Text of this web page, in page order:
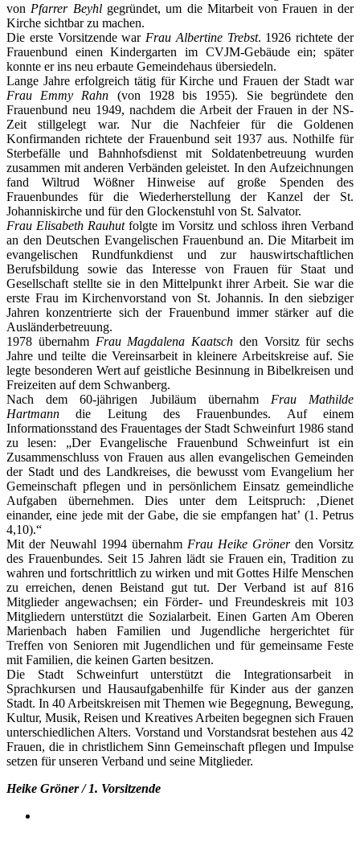
von Pfarrer Beyhlgegründet, um die Mitarbeit von Frauen in der
Kirche sichtbar zu machen.
Die erste Vorsitzende war Frau Albertine Trebst. 1926 richtete der
Frauenbund einen Kindergarten im CVJM-Gebäude ein; später
konnte er ins neu erbaute Gemeindehaus übersiedeln.
Lange Jahre erfolgreich tätig für Kirche und Frauen der Stadt war
Frau Emmy Rahn (von 1928 bis 1955). Sie begründete den
Frauenbund neu 1949, nachdem die Arbeit der Frauen in der NS-
Zeit stillgelegt war. Nur die Nachfeier für die Goldenen
Konfirmanden richtete der Frauenbund seit 1937 aus. Nothilfe für
Sterbefälle und Bahnhofsdienst mit Soldatenbetreuung wurden
zusammen mit anderen Verbänden geleistet. In den Aufzeichnungen
fand Wiltrud Wößner Hinweise auf große Spenden des
Frauenbundes für die Wiederherstellung der Kanzel der St.
Johanniskirche und für den Glockenstuhl von St. Salvator.
Frau Elisabeth Rauhutfolgte im Vorsitz und schloss ihren Verband
an den Deutschen Evangelischen Frauenbund an. Die Mitarbeit im
evangelischen Rundfunkdienst und zur hauswirtschaftlichen
Berufsbildung sowie das Interesse von Frauen für Staat und
Gesellschaft stellte sie in den Mittelpunkt ihrer Arbeit. Sie war die
erste Frau im Kirchenvorstand von St. Johannis. In den siebziger
Jahren konzentrierte sich der Frauenbund immer stärker auf die
Ausländerbetreuung.
1978 übernahm Frau Magdalena Kaatsch den Vorsitz für sechs
Jahre und teilte die Vereinsarbeit in kleinere Arbeitskreise auf. Sie
legte besonderen Wert auf geistliche Besinnung in Bibelkreisen und
Freizeiten auf dem Schwanberg.
Nach dem 60-jährigen Jubiläum übernahm Frau Mathilde
Hartmann die Leitung des Frauenbundes. Auf einem
Informationsstand des Frauentages der Stadt Schweinfurt 1986 stand
zu lesen: „Der Evangelische Frauenbund Schweinfurt ist ein
Zusammenschluss von Frauen aus allen evangelischen Gemeinden
der Stadt und des Landkreises, die bewusst vom Evangelium her
Gemeinschaft pflegen und in persönlichem Einsatz gemeindliche
Aufgaben übernehmen. Dies unter dem Leitspruch: ‚Dienet
einander, eine jede mit der Gabe, die sie empfangen hat’ (1. Petrus
4,10).“
Mit der Neuwahl 1994 übernahm Frau Heike Grönerden Vorsitz
des Frauenbundes. Seit 15 Jahren lädt sie Frauen ein, Tradition zu
wahren und fortschrittlich zu wirken und mit Gottes Hilfe Menschen
zu erreichen, denen Beistand gut tut. Der Verband ist auf 816
Mitglieder angewachsen; ein Förder- und Freundeskreis mit 103
Mitgliedern unterstützt die Sozialarbeit. Einen Garten Am Oberen
Marienbach haben Familien und Jugendliche hergerichtet für
Treffen von Senioren mit Jugendlichen und für gemeinsame Feste
mit Familien, die keinen Garten besitzen.
Die Stadt Schweinfurt unterstützt die Integrationsarbeit in
Sprachkursen und Hausaufgabenhilfe für Kinder aus der ganzen
Stadt. In 40 Arbeitskreisen mit Themen wie Begegnung, Bewegung,
Kultur, Musik, Reisen und Kreatives Arbeiten begegnen sich Frauen
unterschiedlichen Alters. Vorstand und Vorstandsrat bestehen aus 42
Frauen, die in christlichem Sinn Gemeinschaft pflegen und Impulse
setzen für unseren Verband und seine Mitglieder.
Heike Gröner / 1. Vorsitzende